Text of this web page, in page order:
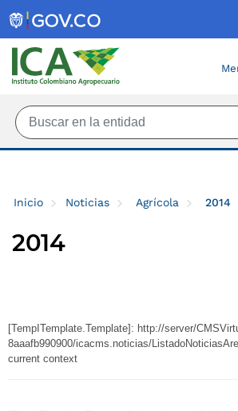
Inicio Noticias Agrícola 2014
2014
[TempITemplate.Template]: http://server/
8aaafb990900/icacms.noticias/
current context